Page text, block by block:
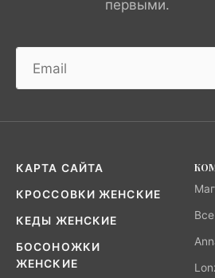
первыми.
КАРТА САЙТА
КРОССОВКИ ЖЕНСКИЕ
КЕДЫ ЖЕНСКИЕ
БОСОНОЖКИ
ЖЕНСКИЕ